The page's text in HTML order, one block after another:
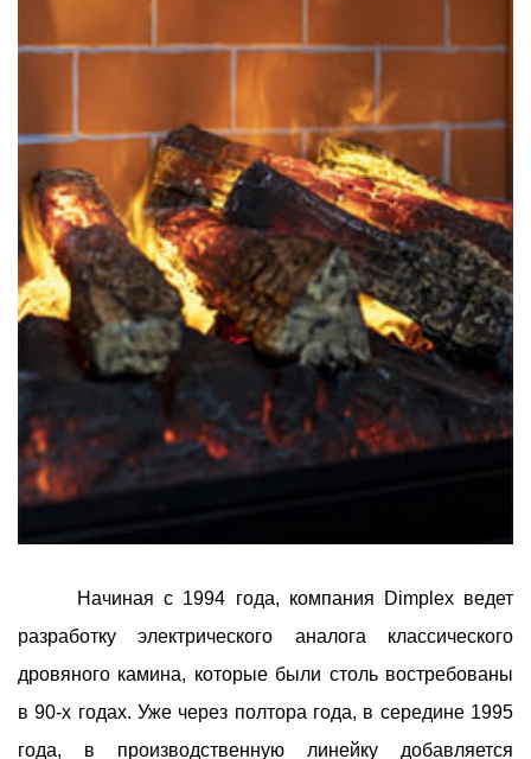
Начиная с 1994 года, компания Dimplex ведет
разработку электрического аналога классического
дровяного камина, которые были столь востребованы
в 90-х годах. Уже через полтора года, в середине 1995
года, в производственную линейку добавляется